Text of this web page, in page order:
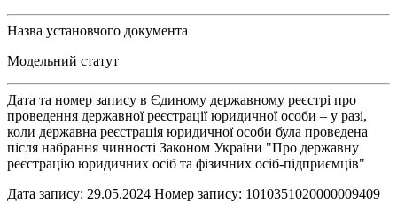
Назва установчого документа
Модельний статут
Дата та номер запису в Єдиному державному реєстрі про
проведення державної реєстрації юридичної особи – у разі,
коли державна реєстрація юридичної особи була проведена
після набрання чинності Законом України "Про державну
реєстрацію юридичних осіб та фізичних осіб-підприємців"
Дата запису: 29.05.2024 Номер запису: 1010351020000009409